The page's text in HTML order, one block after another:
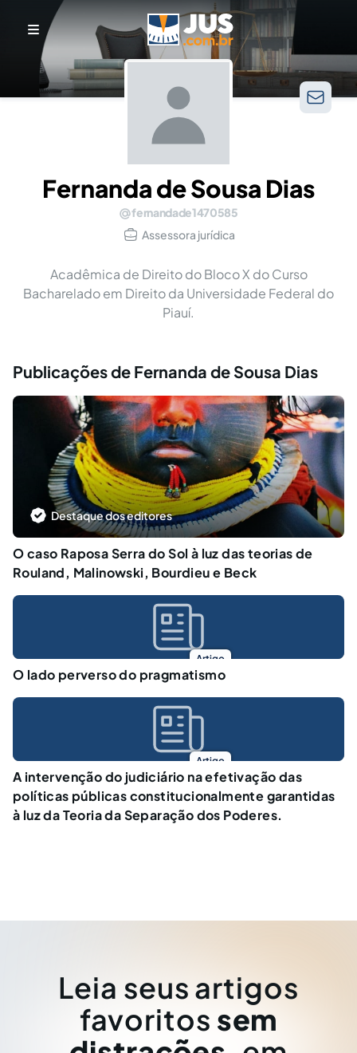
Fernanda de Sousa Dias
fernandade1470585
Assessora jurídica
Acadêmica de Direito do Bloco X do Curso
Bacharelado em Direito da Universidade Federal do
Piauí.
Publicações de Fernanda de Sousa Dias
Destaque dos editores
O caso Raposa Serra do Sol à luz das teorias de
Rouland, Malinowski, Bourdieu e Beck
Artigo
O lado perverso do pragmatismo
Artigo
A intervenção do judiciário na efetivação das
políticas públicas constitucionalmente garantidas
à luz da Teoria da Separação dos Poderes.
Leia seus artigos
favoritos sem